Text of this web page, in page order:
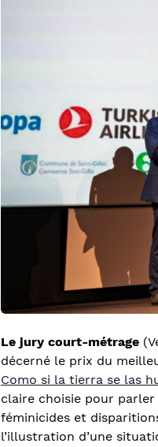
Le jury court-métrage
décerné le prix du
Como si la tierra se las
claire choisie pour parler
féminicides et
l’illustration d’une